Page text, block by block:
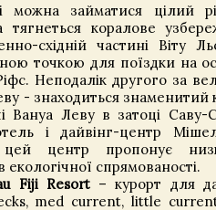
можна займатися цілий
тягнеться коралове
східній частині Віту
точкою для поїздки на
Неподалік другого за
- знаходиться знаменитий
Вануа Леву в затоці Саву-
і дайвінг-центр
цей центр пропонує
екологічної спрямованості.
Fiji Resort– курорт для
med current, little